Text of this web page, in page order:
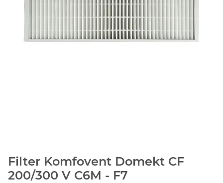
Filter Komfovent Domekt CF
200/300 V C6M - F7